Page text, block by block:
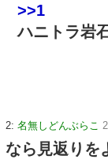
>>1
ハニトラ岩
2: 名無しどんぶらこ
なら見返りを